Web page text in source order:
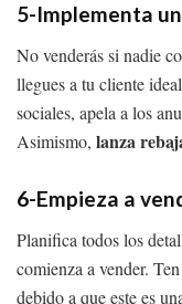
5-Implementa
No venderás si nadie
llegues a tu cliente
sociales, apela a los
Asimismo, lanza
6-Empieza a
Planifica todos los
comienza a vender.
debido a que este es